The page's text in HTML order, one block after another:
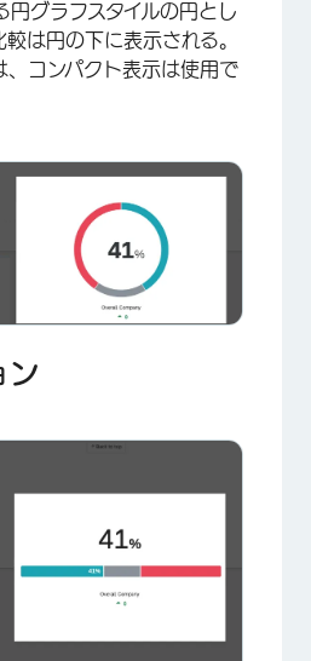
円グラフスタイルの円とし
は円の下に表示される。
、コンパクト表示は使用で
ン